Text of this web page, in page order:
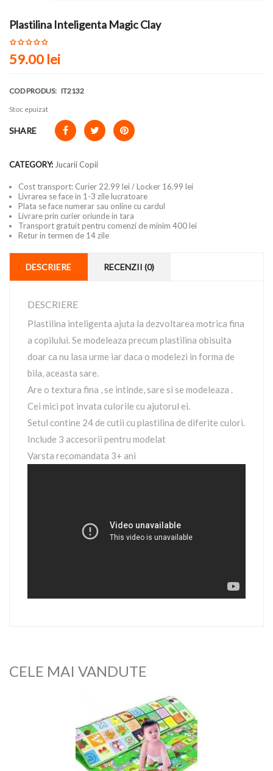
Plastilina Inteligenta Magic Clay
59.00 lei
COD PRODUS: IT2132
Stoc epuizat
SHARE
CATEGORY: Jucarii Copii
Cost transport: Curier 22.99 lei / Locker 16.99 lei
Livrarea se face in 1-3 zile lucratoare
Plata se face numerar sau online cu cardul
Livrare prin curier oriunde in tara
Transport gratuit pentru comenzi de minim 400 lei
Retur in termen de 14 zile
DESCRIERE RECENZII (0)
DESCRIERE
Plastilina inteligenta ajuta la dezvoltarea motrica fina
a copilului. Se modeleaza precum plastilina obisuita
doar ca nu lasa urme iar daca o modelezi in forma de
bila, aceasta sare.
Are o textura fina , se intinde, sare si se modeleaza .
Cei mici pot invata culorile cu ajutorul ei.
Setul contine 24 de cutii cu plastilina de diferite culori.
Include 3 accesorii pentru modelat
Varsta recomandata 3+ ani
CELE MAI VANDUTE